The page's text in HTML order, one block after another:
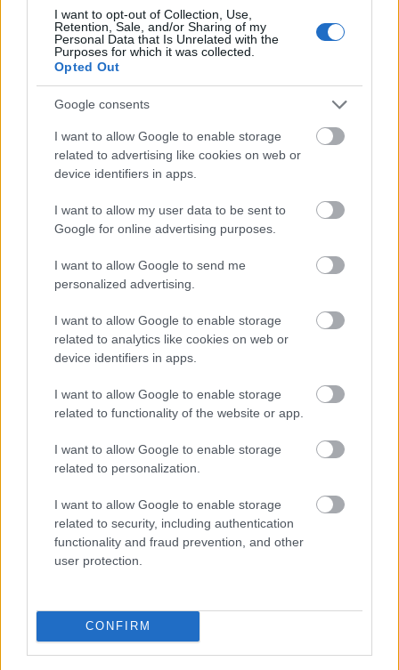
I want to opt-out of Collection, Use,
Retention, Sale, and/or Sharing of my
Personal Data that Is Unrelated with the
Purposes for which it was collected.
Opted Out
Google consents
I want to allow Google to enable storage
related to advertising like cookies on web or
device identifiers in apps.
I want to allow my user data to be sent to
Google for online advertising purposes.
I want to allow Google to send me
personalized advertising.
I want to allow Google to enable storage
related to analytics like cookies on web or
device identifiers in apps.
I want to allow Google to enable storage
related to functionality of the website or app.
I want to allow Google to enable storage
related to personalization.
I want to allow Google to enable storage
related to security, including authentication
functionality and fraud prevention, and other
user protection.
CONFIRM
látom, hogy mindaz a társadalmi konfliktus, amely
az életünket jellemzi, a jövőben mérhetetlen módon
elmélyül. Ugyanakkor megnő a közösségek, a
találkozások, az emberek közötti kapcsolatok iránti
vágy. Az arisztokrácia akkori megfelelője nálunk
valamilyen futurisztikus, neodigitális elit lesz, amely
a hagyományait is őrzi, de egészen másként
uralkodik. A forradalom pedig – ha lesz – az én
idealista elképzelésemben az összefogás példáját
játszmákból, amelyek szabályait államok,
rendszerek, vállalatok diktálták. Ez egy vérengzés
hívom.
Barta Ágnes és Szűcs Nelli az előadásban
mert a próbára hangolódásképpen Mozart operáját
hallgatja. Hogyan viszonyul ehhez az előadás?